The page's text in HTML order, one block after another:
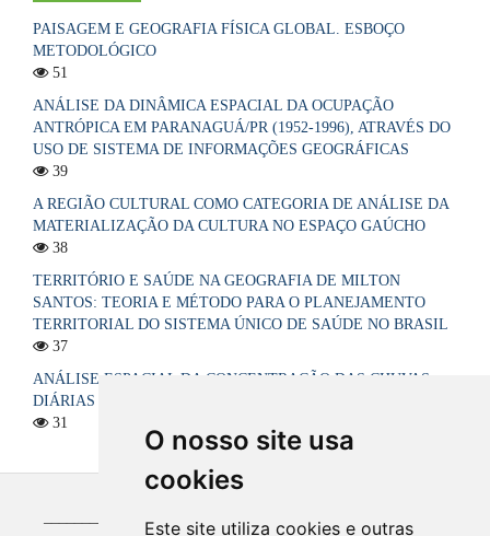
O nosso site usa
cookies
Este site utiliza cookies e outras
PAISAGEM E GEOGRAFIA FÍSICA GLOBAL. ESBOÇO
METODOLÓGICO
51
ANÁLISE DA DINÂMICA ESPACIAL DA OCUPAÇÃO
ANTRÓPICA EM PARANAGUÁ/PR (1952-1996), ATRAVÉS DO
USO DE SISTEMA DE INFORMAÇÕES GEOGRÁFICAS
39
A REGIÃO CULTURAL COMO CATEGORIA DE ANÁLISE DA
MATERIALIZAÇÃO DA CULTURA NO ESPAÇO GAÚCHO
38
TERRITÓRIO E SAÚDE NA GEOGRAFIA DE MILTON
SANTOS: TEORIA E MÉTODO PARA O PLANEJAMENTO
TERRITORIAL DO SISTEMA ÚNICO DE SAÚDE NO BRASIL
37
ANÁLISE ESPACIAL DA CONCENTRAÇÃO DAS CHUVAS
DIÁRIAS NO ESTADO DA PARAÍBA, BRASIL
31